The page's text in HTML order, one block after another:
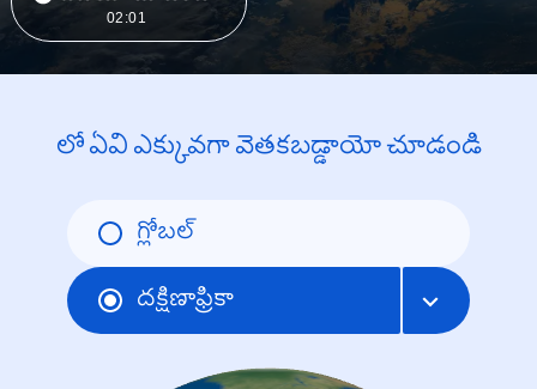
02:01
లో ఏవి ఎక్కువగా వెతకబడ్డాయో చూడండి
గ్లోబల్
దక్షిణాఫ్రికా